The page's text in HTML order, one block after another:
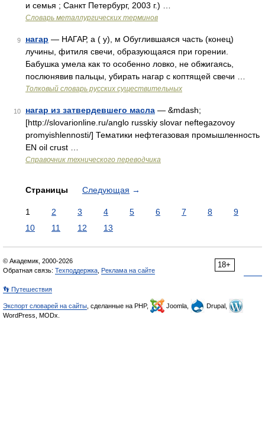
и семья ; Санкт Петербург, 2003 г.) …
Словарь металлургических терминов
9 нагар — НАГАР, а ( у), м Обуглившаяся часть (конец)
лучины, фитиля свечи, образующаяся при горении.
Бабушка умела как то особенно ловко, не обжигаясь,
послюнявив пальцы, убирать нагар с коптящей свечи …
Толковый словарь русских существительных
10 нагар из затвердевшего масла — &mdash;
[http://slovarionline.ru/anglo russkiy slovar neftegazovoy
promyishlennosti/] Тематики нефтегазовая промышленность
EN oil crust …
Справочник технического переводчика
Страницы Следующая →
1 2 3 4 5 6 7 8
9
10
11 12 13
18+
© Академик, 2000-2026
Обратная связь: Техподдержка Реклама на сайте
👣 Путешествия
Экспорт словарей на сайты , сделанные на PHP, Joomla,
Drupal,
WordPress, MODx.